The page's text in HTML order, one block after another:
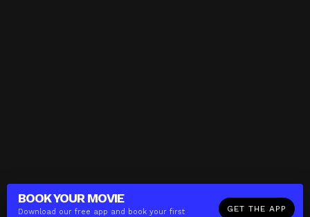
BOOK YOUR MOVIE
Download our free app and book your first
GET THE APP